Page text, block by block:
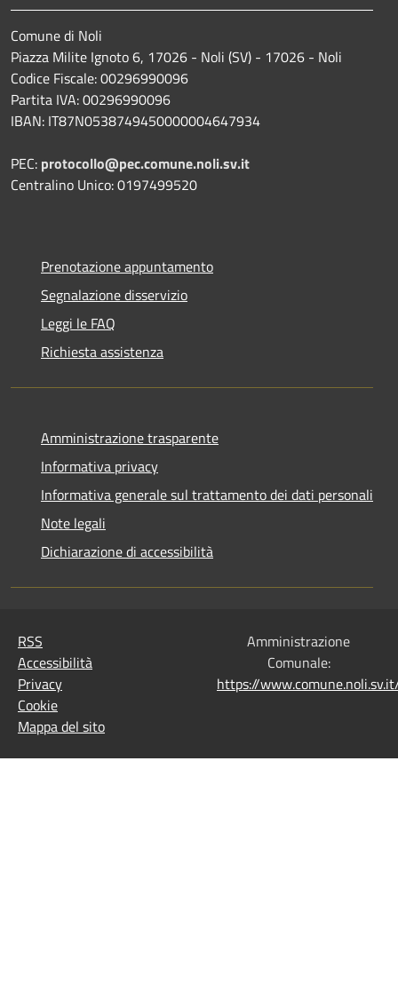
Comune di Noli
Piazza Milite Ignoto 6, 17026 - Noli (SV) - 17026 - Noli
Codice Fiscale: 00296990096
Partita IVA: 00296990096
IBAN: IT87N0538749450000004647934
PEC: protocollo@pec.comune.noli.sv.it
Centralino Unico: 0197499520
Prenotazione appuntamento
Segnalazione disservizio
Leggi le FAQ
Richiesta assistenza
Amministrazione trasparente
Informativa privacy
Informativa generale sul trattamento dei dati personali
Note legali
Dichiarazione di accessibilità
RSS
Accessibilità
Privacy
Cookie
Mappa del sito
Amministrazione
Comunale:
https://